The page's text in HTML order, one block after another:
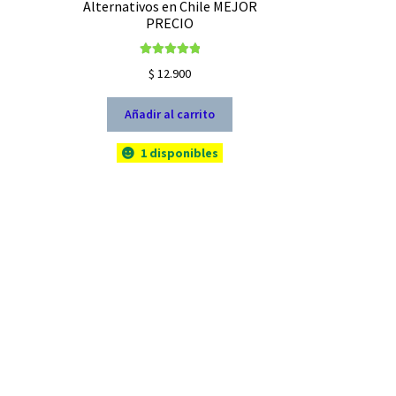
Alternativos en Chile MEJOR
PRECIO
5.00de 5
$ 12.900
Añadir al carrito
1 disponibles